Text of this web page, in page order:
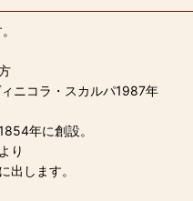
ニコラ・スカルパ1987年
年に創設。
り
出します。